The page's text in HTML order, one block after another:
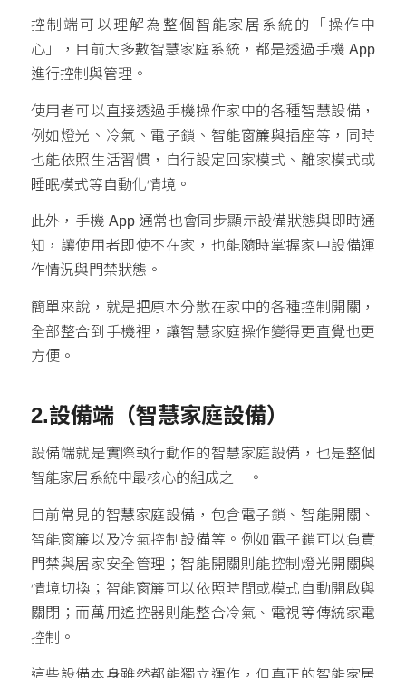
控制端可以理解為整個智能家居系統的「操作中
心」，目前大多數智慧家庭系統，都是透過手機 App
進行控制與管理。
使用者可以直接透過手機操作家中的各種智慧設備，
例如燈光、冷氣、電子鎖、智能窗簾與插座等，同時
也能依照生活習慣，自行設定回家模式、離家模式或
睡眠模式等自動化情境。
此外，手機 App 通常也會同步顯示設備狀態與即時通
知，讓使用者即使不在家，也能隨時掌握家中設備運
作情況與門禁狀態。
簡單來說，就是把原本分散在家中的各種控制開關，
全部整合到手機裡，讓智慧家庭操作變得更直覺也更
方便。
2.設備端（智慧家庭設備）
設備端就是實際執行動作的智慧家庭設備，也是整個
智能家居系統中最核心的組成之一。
目前常見的智慧家庭設備，包含電子鎖、智能開關、
智能窗簾以及冷氣控制設備等。例如電子鎖可以負責
門禁與居家安全管理；智能開關則能控制燈光開關與
情境切換；智能窗簾可以依照時間或模式自動開啟與
關閉；而萬用遙控器則能整合冷氣、電視等傳統家電
控制。
這些設備本身雖然都能獨立運作，但真正的智能家居